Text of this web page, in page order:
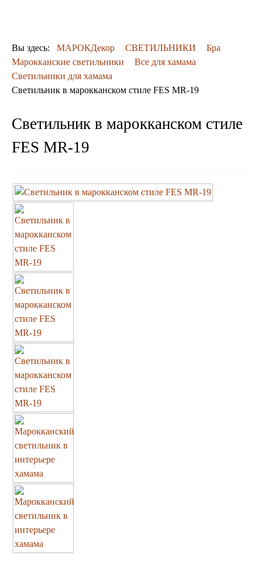
Люстры марокканские
Бра
Марокканские
Бра со стеклом
Марокканские лампы
Мозаичные лампы
Торшеры
ПОСУДА
Вы здесь: МАРОКДекор СВЕТИЛЬНИКИ
Бра
Марокканские светильники
Все для хамама
Светильники для хамама
Светильник в марокканском стиле FES MR-19
Светильник в марокканском стиле
FES MR-19